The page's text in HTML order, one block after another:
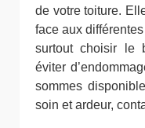
de votre toiture.
face aux
surtout choisir le
éviter
sommes
soin et ardeur,